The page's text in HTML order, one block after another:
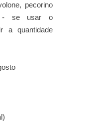
pecorino
- se usar o
a quantidade